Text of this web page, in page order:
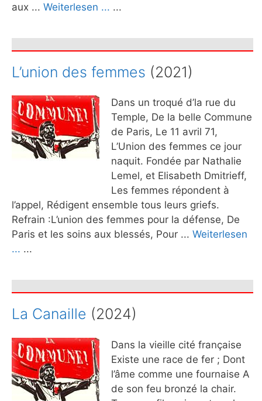
aux ... Weiterlesen ... ...
L’union des femmes (2021)
Dans un troqué d’la rue du
Temple, De la belle Commune
de Paris, Le 11 avril 71,
L’Union des femmes ce jour
naquit. Fondée par Nathalie
Lemel, et Elisabeth Dmitrieff,
Les femmes répondent à
l’appel, Rédigent ensemble tous leurs griefs.
Refrain :L’union des femmes pour la défense, De
Paris et les soins aux blessés, Pour ... Weiterlesen
... ...
La Canaille (2024)
Dans la vieille cité française
Existe une race de fer ; Dont
l’âme comme une fournaise A
de son feu bronzé la chair.